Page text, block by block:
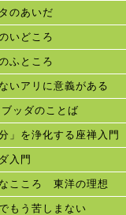
のあいだ
いどころ
ふところ
いアリに意義がある
ッダのことば
分」を浄化する座禅入門
入門
こころ 東洋の理想
もう苦しまない